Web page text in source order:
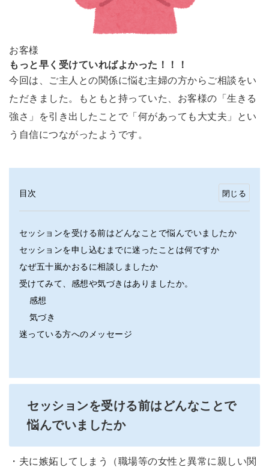
お客様
もっと早く受けていればよかった！！！
今回は、ご主人との関係に悩む主婦の方からご相談をい
ただきました。もともと持っていた、お客様の「生きる
強さ」を引き出したことで「何があっても大丈夫」とい
う自信につながったようです。
目次
セッションを受ける前はどんなことで悩んでいましたか
セッションを申し込むまでに迷ったことは何ですか
なぜ五十嵐かおるに相談しましたか
受けてみて、感想や気づきはありましたか。
感想
気づき
迷っている方へのメッセージ
セッションを受ける前はどんなことで
悩んでいましたか
・夫に嫉妬してしまう（職場等の女性と異常に親しい関